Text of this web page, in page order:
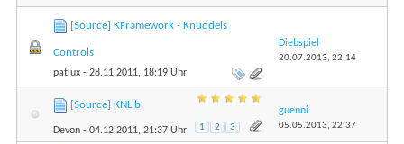
[Source] KFramework - Knuddels
Controls
patlux - 28.11.2011, 18:19 Uhr
Diebspiel
20.07.2013, 22:14
[Source] KNLib
Devon - 04.12.2011, 21:37 Uhr 1 2 3
guenni
05.05.2013, 22:37